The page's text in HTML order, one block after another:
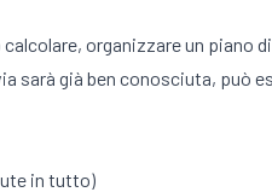
organizzare un piano
sarà già ben conosciuta, può
in tutto)